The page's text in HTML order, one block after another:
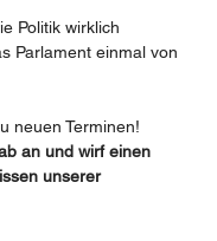
Politik wirklich
Parlament einmal von
neuen Terminen!
an und wirf einen
unserer